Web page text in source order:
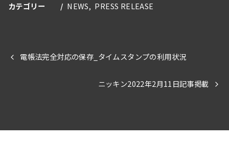
カテゴリー NEWS PRESS RELEASE
電帳法完全対応の保存_タイムスタンプの利用状況
ニッキン2022年2月11日記事掲載